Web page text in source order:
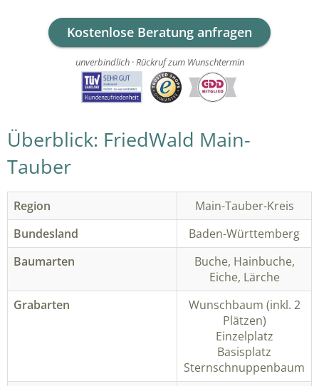
Kostenlose Beratung anfragen
unverbindlich · Rückruf zum Wunschtermin
Überblick: FriedWald Main-
Tauber
Region
Main-Tauber-Kreis
Bundesland
Baden-Württemberg
Baumarten
Buche, Hainbuche,
Eiche, Lärche
Grabarten
Wunschbaum (inkl. 2
Plätzen)
Einzelplatz
Basisplatz
Sternschnuppenbaum